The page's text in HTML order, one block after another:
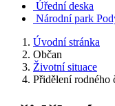
Úřední deska
Národní park
Úvodní stránka
Občan
Životní situace
Přidělení rodného